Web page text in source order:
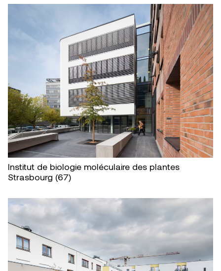
Institut de biologie moléculaire des plantes
Strasbourg (67)